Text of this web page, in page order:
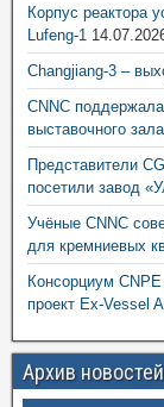
Корпус реактора
Lufeng-1
Changjiang-3 –
CNNC поддержала
выставочного
Представители
посетили завод
Учёные CNNC
для кремниевых
Консорциум
проект Ex-Vessel
Архив новостей